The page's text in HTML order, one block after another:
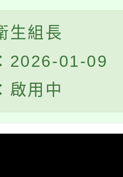
生組長
2026-01-09
啟用中